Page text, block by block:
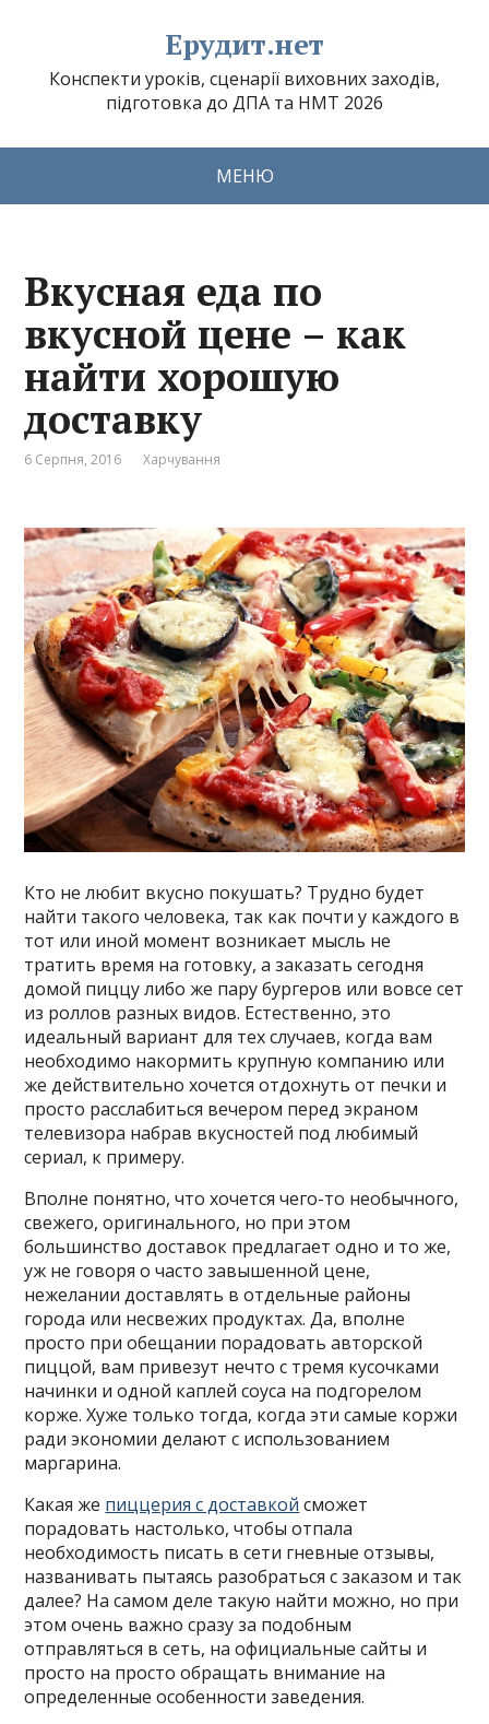
Ерудит.нет
Конспекти уроків, сценарії виховних заходів,
підготовка до ДПА та НМТ 2026
МЕНЮ
Вкусная еда по
вкусной цене – как
найти хорошую
доставку
6 Серпня, 2016 Харчування
Кто не любит вкусно покушать? Трудно будет
найти такого человека, так как почти у каждого в
тот или иной момент возникает мысль не
тратить время на готовку, а заказать сегодня
домой пиццу либо же пару бургеров или вовсе сет
из роллов разных видов. Естественно, это
идеальный вариант для тех случаев, когда вам
необходимо накормить крупную компанию или
же действительно хочется отдохнуть от печки и
просто расслабиться вечером перед экраном
телевизора набрав вкусностей под любимый
сериал, к примеру.
Вполне понятно, что хочется чего-то необычного,
свежего, оригинального, но при этом
большинство доставок предлагает одно и то же,
уж не говоря о часто завышенной цене,
нежелании доставлять в отдельные районы
города или несвежих продуктах. Да, вполне
просто при обещании порадовать авторской
пиццой, вам привезут нечто с тремя кусочками
начинки и одной каплей соуса на подгорелом
корже. Хуже только тогда, когда эти самые коржи
ради экономии делают с использованием
маргарина.
Какая же пиццерия с доставкой сможет
порадовать настолько, чтобы отпала
необходимость писать в сети гневные отзывы,
названивать пытаясь разобраться с заказом и так
далее? На самом деле такую найти можно, но при
этом очень важно сразу за подобным
отправляться в сеть, на официальные сайты и
просто на просто обращать внимание на
определенные особенности заведения.